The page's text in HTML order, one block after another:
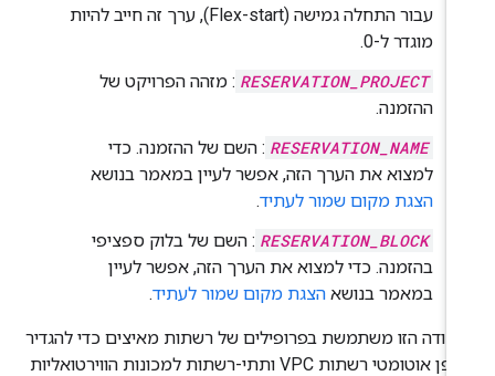
עבור התחלה גמישה (Flex-start), ערך זה חייב להיות
מוגדר ל-0.
RESERVATION_PROJECT : מזהה הפרויקט של
ההזמנה.
RESERVATION_NAME : השם של ההזמנה. כדי
למצוא את הערך הזה, אפשר לעיין במאמר בנושא
הצגת מקום שמור לעתיד.
RESERVATION_BLOCK : השם של בלוק ספציפי
בהזמנה. כדי למצוא את הערך הזה, אפשר לעיין
במאמר בנושאהצגת מקום שמור לעתיד.
הזו משתמשת בפרופילים של רשתות מאיצים כדי להגדיר
באופן אוטומטי רשתות VPC ותתי-רשתות למכונות הווירטואליות